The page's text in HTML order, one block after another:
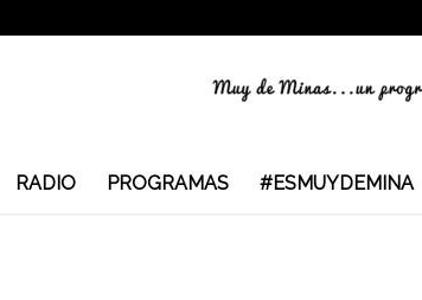
RADIO PROGRAMAS #ESMUYDEMINA